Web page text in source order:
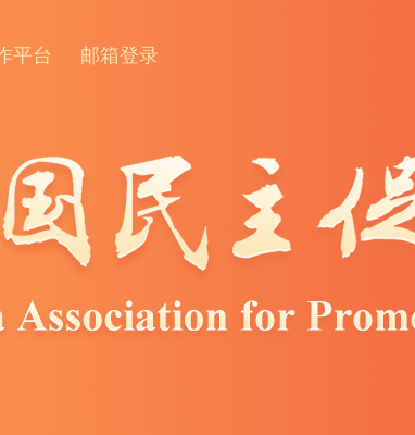
平台 邮箱登录